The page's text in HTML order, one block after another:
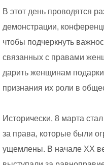
В этот день проводятся
демонстрации,
чтобы подчеркнуть
связанных с правами
дарить женщинам
признания их роли в
Исторически, 8 марта
за права, которые были
ущемлены. В начале XX